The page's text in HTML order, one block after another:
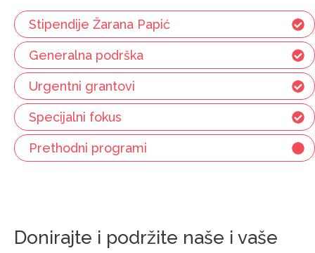
Stipendije Žarana Papić
Generalna podrška
Urgentni grantovi
Specijalni fokus
Prethodni programi
Donirajte i podržite naše i vaše